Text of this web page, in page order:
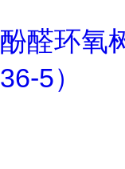
酚醛环氧
36-5）